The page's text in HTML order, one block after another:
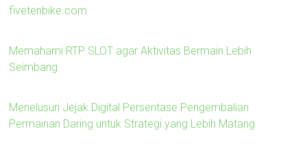
fivetenbike.com
Memahami RTP SLOT agar Aktivitas Bermain Lebih
Seimbang
Menelusuri Jejak Digital Persentase Pengembalian
Permainan Daring untuk Strategi yang Lebih Matang